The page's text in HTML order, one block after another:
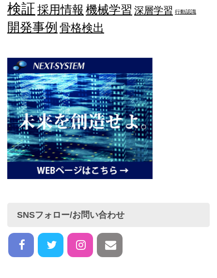
検証採用情報 機械学習 深層学習 行動認識
開発事例 骨格検出
SNSフォロー/お問い合わせ